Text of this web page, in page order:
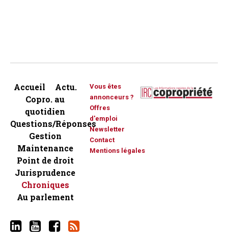
Accueil
Actu.
Copro. au
quotidien
Questions/Réponses
Gestion
Maintenance
Point de droit
Jurisprudence
Chroniques
Au parlement
Vous êtes
annonceurs ?
Offres
d'emploi
Newsletter
Contact
Mentions légales